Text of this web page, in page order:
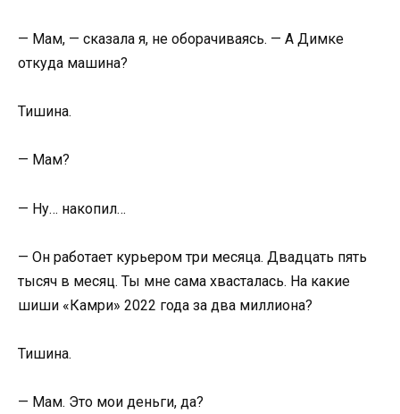
— Мам, — сказала я, не оборачиваясь. — А Димке
откуда машина?
Тишина.
— Мам?
— Ну… накопил…
— Он работает курьером три месяца. Двадцать пять
тысяч в месяц. Ты мне сама хвасталась. На какие
шиши «Камри» 2022 года за два миллиона?
Тишина.
— Мам. Это мои деньги, да?